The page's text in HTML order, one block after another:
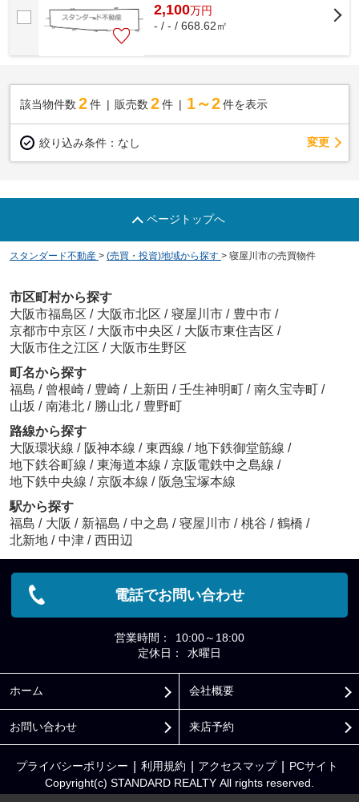
2,100万円
- / - / 668.62㎡
該当物件数 2件 販売数 2 件 1～2 件を表示
絞り込み条件： なし 変更
ページトップへ
スタンダード不動産 > (売買・投資)地域から探す > 寝屋川市の売買物件
市区町村から探す
大阪市福島区 / 大阪市北区 / 寝屋川市 / 豊中市 /
京都市中京区 / 大阪市中央区 / 大阪市東住吉区 /
大阪市住之江区 / 大阪市生野区
町名から探す
福島 / 曾根崎 / 豊崎 / 上新田 / 壬生神明町 / 南久宝寺町 /
山坂 / 南港北 / 勝山北 / 豊野町
路線から探す
大阪環状線 / 阪神本線 / 東西線 / 地下鉄御堂筋線 /
地下鉄谷町線 / 東海道本線 / 京阪電鉄中之島線 /
地下鉄中央線 / 京阪本線 / 阪急宝塚本線
駅から探す
福島 / 大阪 / 新福島 / 中之島 / 寝屋川市 / 桃谷 / 鶴橋 /
北新地 / 中津 / 西田辺
電話でお問い合わせ
営業時間：
10:00～18:00
定休日：
水曜日
ホーム 会社概要
お問い合わせ 来店予約
プライバシーポリシー 利用規約 アクセスマップ PCサイト
Copyright(c) STANDARD REALTY All rights reserved.